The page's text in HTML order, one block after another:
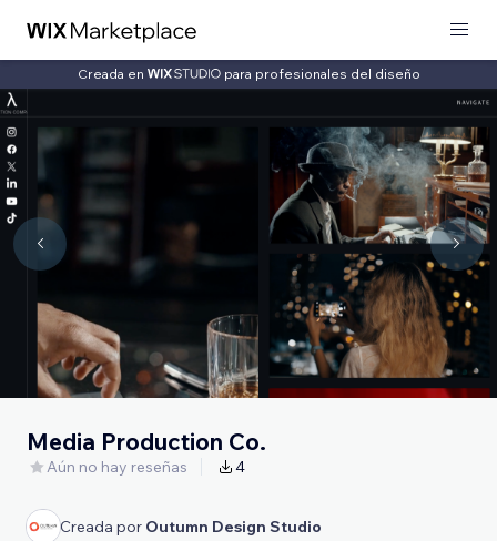
Creada en para profesionales del diseño
Media Production Co.
Aún no hay reseñas 4
Creada por Outumn Design Studio